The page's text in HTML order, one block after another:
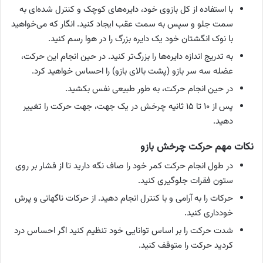
با استفاده از کل بازوی خود، دایره‌های کوچک و کنترل شده‌ای به
سمت جلو و سپس به سمت عقب ایجاد کنید. انگار که می‌خواهید
با نوک انگشتان خود یک دایره بزرگ را در هوا رسم کنید.
به تدریج اندازه دایره‌ها را بزرگ‌تر کنید. در حین انجام این حرکت،
عضله سه سر بازو (پشت بالای بازو) را احساس خواهید کرد.
در حین انجام حرکت، به طور طبیعی نفس بکشید.
پس از ۱۰ تا ۱۵ ثانیه چرخش در یک جهت، جهت حرکت را تغییر
دهید.
نکات مهم حرکت چرخش بازو
در طول انجام حرکت کمر خود را صاف نگه دارید تا از فشار بر روی
ستون فقرات جلوگیری کنید.
حرکات را به آرامی و با کنترل انجام دهید. از حرکات ناگهانی و پرش
خودداری کنید.
شدت حرکت را بر اساس توانایی خود تنظیم کنید اگر احساس درد
کردید حرکت را متوقف کنید.